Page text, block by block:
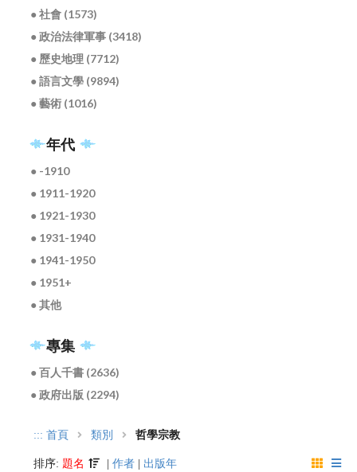
● 社會 (1573)
● 政治法律軍事 (3418)
● 歷史地理 (7712)
● 語言文學 (9894)
● 藝術 (1016)
年代
● -1910
● 1911-1920
● 1921-1930
● 1931-1940
● 1941-1950
● 1951+
● 其他
專集
● 百人千書 (2636)
● 政府出版 (2294)
::: 首頁 類別 哲學宗教
排序: 題名 |作者
出版年